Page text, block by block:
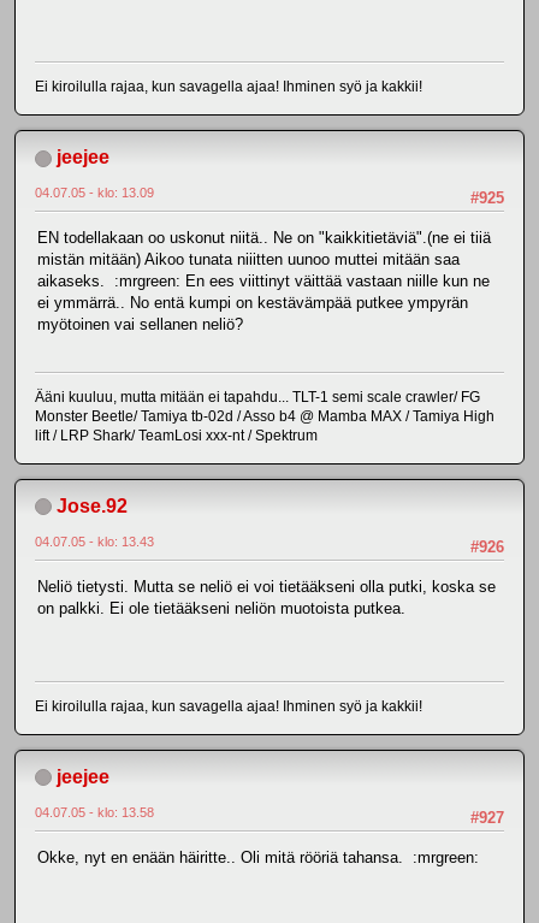
Ei kiroilulla rajaa, kun savagella ajaa! Ihminen syö ja kakkii!
jeejee
#925
04.07.05 - klo: 13.09
EN todellakaan oo uskonut niitä.. Ne on "kaikkitietäviä".(ne ei tiiä
mistän mitään) Aikoo tunata niiitten uunoo muttei mitään saa
aikaseks. :mrgreen: En ees viittinyt väittää vastaan niille kun ne
ei ymmärrä.. No entä kumpi on kestävämpää putkee ympyrän
myötoinen vai sellanen neliö?
Ääni kuuluu, mutta mitään ei tapahdu... TLT-1 semi scale crawler/ FG
Monster Beetle/ Tamiya tb-02d / Asso b4 @ Mamba MAX / Tamiya High
lift / LRP Shark/ TeamLosi xxx-nt / Spektrum
Jose.92
#926
04.07.05 - klo: 13.43
Neliö tietysti. Mutta se neliö ei voi tietääkseni olla putki, koska se
on palkki. Ei ole tietääkseni neliön muotoista putkea.
Ei kiroilulla rajaa, kun savagella ajaa! Ihminen syö ja kakkii!
jeejee
#927
04.07.05 - klo: 13.58
Okke, nyt en enään häiritte.. Oli mitä rööriä tahansa. :mrgreen: